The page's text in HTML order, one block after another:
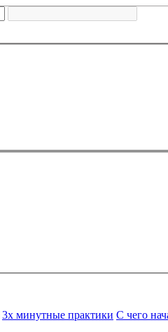
3х минутные практики С чего